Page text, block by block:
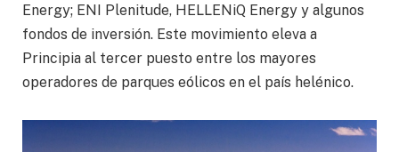
Energy; ENI Plenitude, HELLENiQ Energy y algunos
fondos de inversión. Este movimiento eleva a
Principia al tercer puesto entre los mayores
operadores de parques eólicos en el país helénico.